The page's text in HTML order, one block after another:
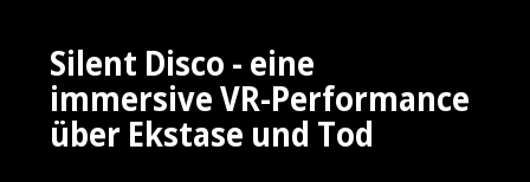
Silent Disco - eine
immersive VR-Performance
über Ekstase und Tod